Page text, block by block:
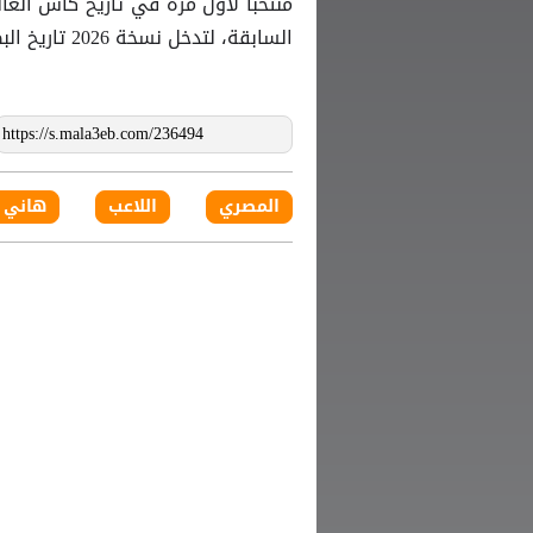
السابقة، لتدخل نسخة 2026 تاريخ البطولة.
المصري اللاعب هاني